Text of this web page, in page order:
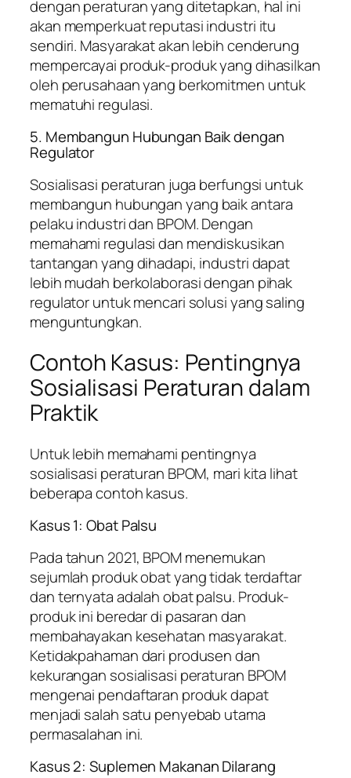
dengan peraturan yang ditetapkan, hal ini
akan memperkuat reputasi industri itu
sendiri. Masyarakat akan lebih cenderung
mempercayai produk-produk yang dihasilkan
oleh perusahaan yang berkomitmen untuk
mematuhi regulasi.
5. Membangun Hubungan Baik dengan
Regulator
Sosialisasi peraturan juga berfungsi untuk
membangun hubungan yang baik antara
pelaku industri dan BPOM. Dengan
memahami regulasi dan mendiskusikan
tantangan yang dihadapi, industri dapat
lebih mudah berkolaborasi dengan pihak
regulator untuk mencari solusi yang saling
menguntungkan.
Contoh Kasus: Pentingnya
Sosialisasi Peraturan dalam
Praktik
Untuk lebih memahami pentingnya
sosialisasi peraturan BPOM, mari kita lihat
beberapa contoh kasus.
Kasus 1: Obat Palsu
Pada tahun 2021, BPOM menemukan
sejumlah produk obat yang tidak terdaftar
dan ternyata adalah obat palsu. Produk-
produk ini beredar di pasaran dan
membahayakan kesehatan masyarakat.
Ketidakpahaman dari produsen dan
kekurangan sosialisasi peraturan BPOM
mengenai pendaftaran produk dapat
menjadi salah satu penyebab utama
permasalahan ini.
Kasus 2: Suplemen Makanan Dilarang